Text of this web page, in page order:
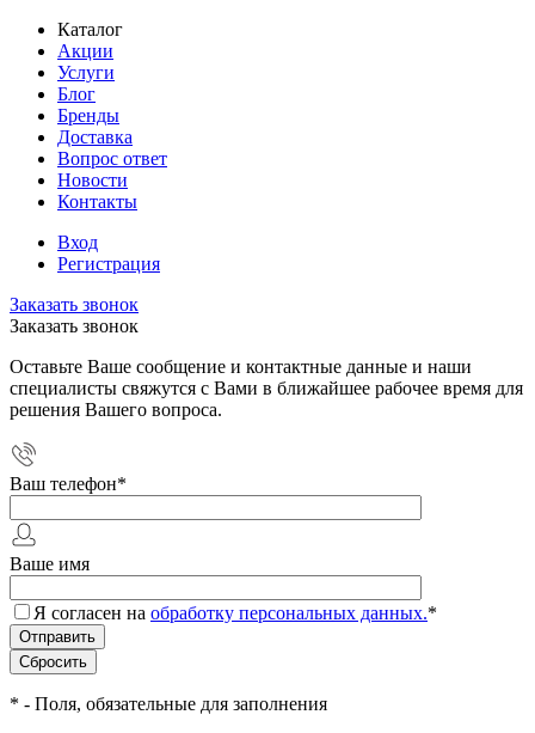
Каталог
Акции
Услуги
Блог
Бренды
Доставка
Вопрос ответ
Новости
Контакты
Вход
Регистрация
Заказать звонок
Заказать звонок
Оставьте Ваше сообщение и контактные данные и наши
специалисты свяжутся с Вами в ближайшее рабочее время для
решения Вашего вопроса.
Ваш телефон*
Ваше имя
Я согласен на обработку персональных данных.*
* - Поля, обязательные для заполнения